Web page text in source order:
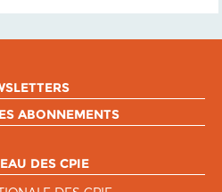
ABONNEMENTS
DES CPIE